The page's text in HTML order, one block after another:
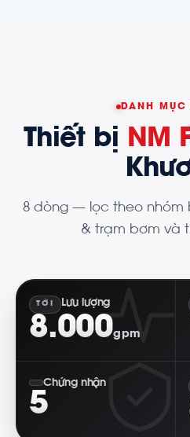
DANH
Thiết bị NM
8 dòng — lọc theo nhóm
& trạm bơm và
TỚI Lưu lượng
8.000gpm
Chứng nhận
5